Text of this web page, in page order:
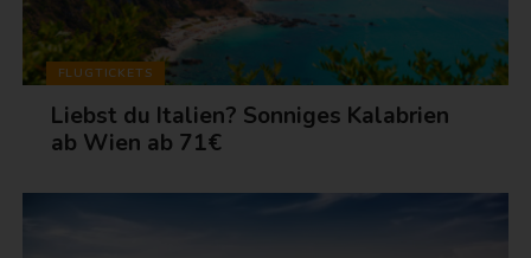
FLUGTICKETS
Liebst du Italien? Sonniges Kalabrien
ab Wien ab 71€